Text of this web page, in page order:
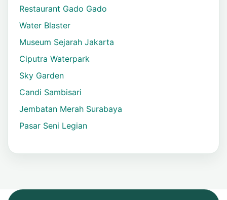
Restaurant Gado Gado
Water Blaster
Museum Sejarah Jakarta
Ciputra Waterpark
Sky Garden
Candi Sambisari
Jembatan Merah Surabaya
Pasar Seni Legian